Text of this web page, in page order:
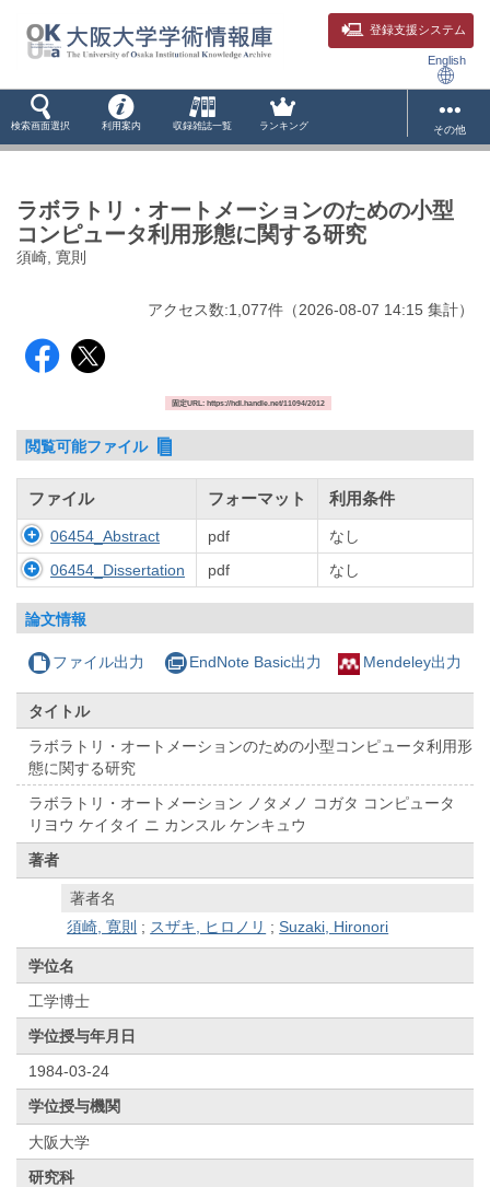
登録支援システム
English
検索画面選択 利用案内 収録雑誌一覧 ランキング その他
ラボラトリ・オートメーションのための小型
コンピュータ利用形態に関する研究
須崎, 寛則
アクセス数:1,077件 （2026-08-07 14:15 集計）
固定URL: https://hdl.handle.net/11094/2012
閲覧可能ファイル
ファイル フォーマット 利用条件
06454_Abstract pdf
なし
06454_Dissertation
pdf なし
論文情報
ファイル出力 EndNote Basic出力 Mendeley出力
タイトル
ラボラトリ・オートメーションのための小型コンピュータ利用形
態に関する研究
ラボラトリ・オートメーション ノタメノ コガタ コンピュータ
リヨウ ケイタイ ニ カンスル ケンキュウ
著者
著者名
須崎, 寛則 ; スザキ, ヒロノリ ;Suzaki, Hironori
学位名
工学博士
学位授与年月日
1984-03-24
学位授与機関
大阪大学
研究科